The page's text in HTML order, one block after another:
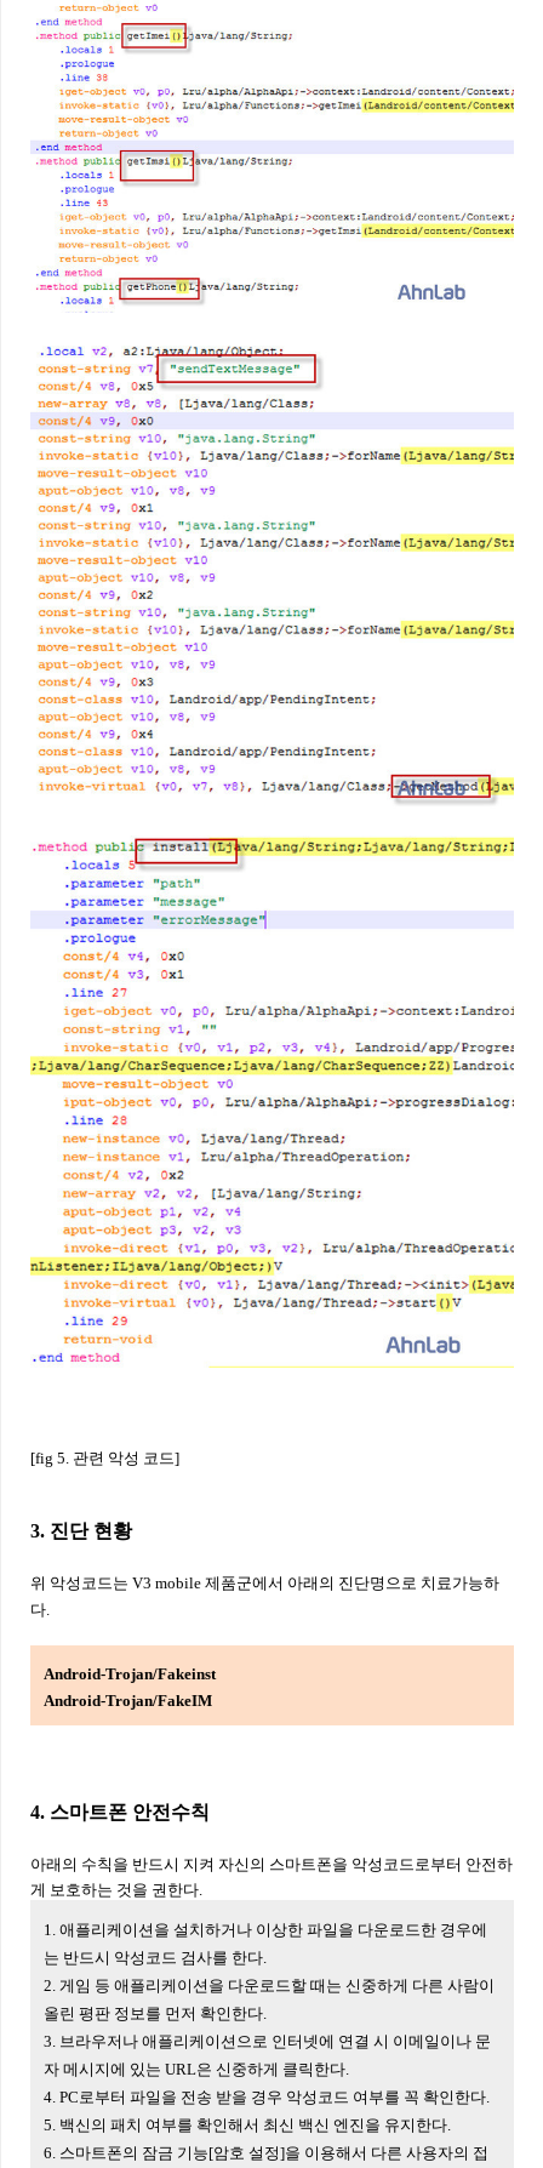
[fig 5. 관련 악성 코드]
3. 진단 현황
위 악성코드는 V3 mobile 제품군에서 아래의 진단명으로 치료가능하
다.
Android-Trojan/Fakeinst
Android-Trojan/FakeIM
4. 스마트폰 안전수칙
아래의 수칙을 반드시 지켜 자신의 스마트폰을 악성코드로부터 안전하
게 보호하는 것을 권한다.
1. 애플리케이션을 설치하거나 이상한 파일을 다운로드한 경우에
는 반드시 악성코드 검사를 한다.
2. 게임 등 애플리케이션을 다운로드할 때는 신중하게 다른 사람이
올린 평판 정보를 먼저 확인한다.
3. 브라우저나 애플리케이션으로 인터넷에 연결 시 이메일이나 문
자 메시지에 있는 URL은 신중하게 클릭한다.
4. PC로부터 파일을 전송 받을 경우 악성코드 여부를 꼭 확인한다.
5. 백신의 패치 여부를 확인해서 최신 백신 엔진을 유지한다.
6. 스마트폰의 잠금 기능[암호 설정]을 이용해서 다른 사용자의 접